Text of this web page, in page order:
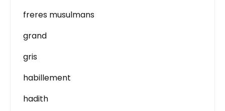
freres musulmans
grand
gris
habillement
hadith